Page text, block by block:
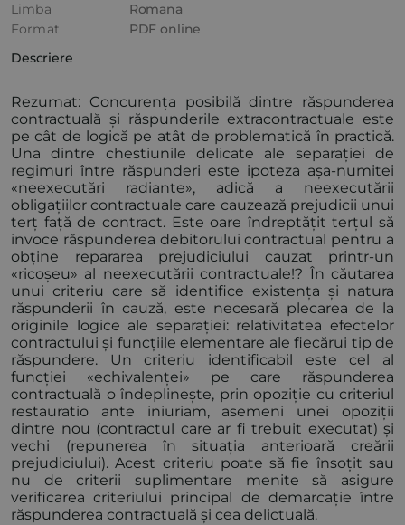
Limba
Romana
Format
PDF online
Descriere
Rezumat: Concurența posibilă dintre răspunderea
contractuală și răspunderile extracontractuale este
pe cât de logică pe atât de problematică în practică.
Una dintre chestiunile delicate ale separației de
regimuri între răspunderi este ipoteza așa-numitei
«neexecutări radiante», adică a neexecutării
obligațiilor contractuale care cauzează prejudicii unui
terț față de contract. Este oare îndreptățit terțul să
invoce răspunderea debitorului contractual pentru a
obține repararea prejudiciului cauzat printr-un
«ricoșeu» al neexecutării contractuale!? În căutarea
unui criteriu care să identifice existența și natura
răspunderii în cauză, este necesară plecarea de la
originile logice ale separației: relativitatea efectelor
contractului și funcțiile elementare ale fiecărui tip de
răspundere. Un criteriu identificabil este cel al
funcției «echivalenței» pe care răspunderea
contractuală o îndeplinește, prin opoziție cu criteriul
restauratio ante iniuriam, asemeni unei opoziții
dintre nou (contractul care ar fi trebuit executat) și
vechi (repunerea în situația anterioară creării
prejudiciului). Acest criteriu poate să fie însoțit sau
nu de criterii suplimentare menite să asigure
verificarea criteriului principal de demarcație între
răspunderea contractuală și cea delictuală.